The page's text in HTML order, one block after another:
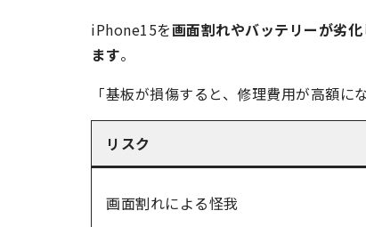
iPhone15を画面割れやバッテリーが劣
ます。
「基板が損傷すると、修理費用が高額
リスク
画面割れによる怪我